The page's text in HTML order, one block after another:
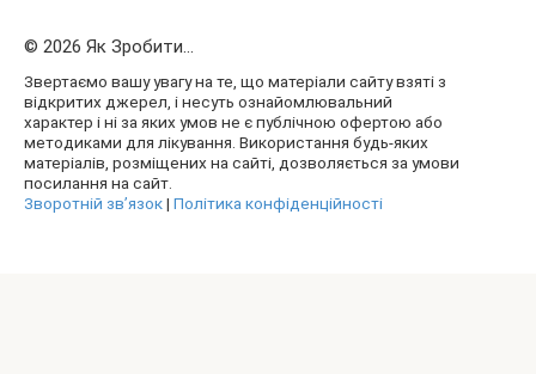
© 2026 Як Зробити...
Звертаємо вашу увагу на те, що матеріали сайту взяті з
відкритих джерел, і несуть ознайомлювальний
характер і ні за яких умов не є публічною офертою або
методиками для лікування. Використання будь-яких
матеріалів, розміщених на сайті, дозволяється за умови
посилання на сайт.
Зворотній зв’язок| Політика конфіденційності